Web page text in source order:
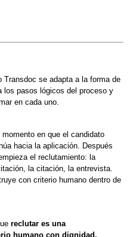
Transdoc se adapta a la forma de
los pasos lógicos del proceso y
en cada uno.
en que el candidato
hacia la aplicación. Después
el reclutamiento: la
la citación, la entrevista.
con criterio humano dentro de
reclutar es una
humano con dignidad.